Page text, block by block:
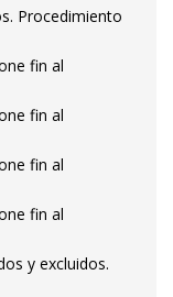
Procedimiento
fin al
fin al
fin al
fin al
y excluidos.